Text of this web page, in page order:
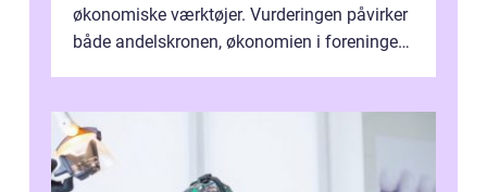
økonomiske værktøjer. Vurderingen påvirker
både andelskronen, økonomien i foreningen